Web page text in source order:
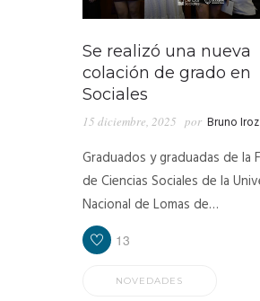
Se realizó una nueva
colación de grado en
Sociales
15 diciembre, 2025 por Bruno Iroz
Graduados y graduadas de la
de Ciencias Sociales de la
Nacional de Lomas de…
13
NOVEDADES